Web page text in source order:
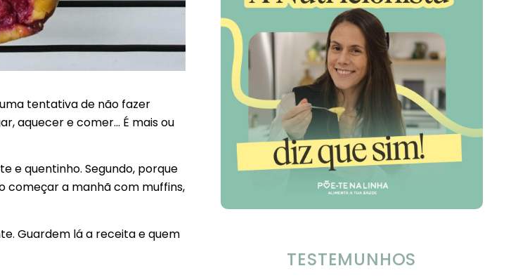
tentativa de não fazer
aquecer e comer… É mais ou
e quentinho. Segundo, porque
começar a manhã com muffins,
Guardem lá a receita e quem
TESTEMUNHOS